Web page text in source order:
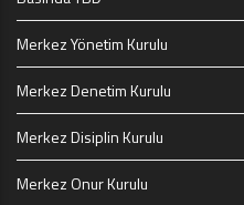
Merkez Yönetim Kurulu
Merkez Denetim Kurulu
Merkez Disiplin Kurulu
Merkez Onur Kurulu